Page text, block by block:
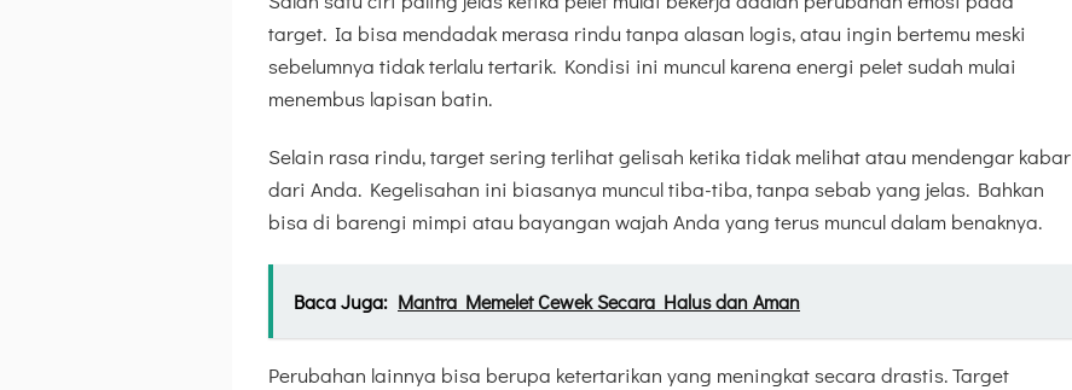
target. Ia bisa mendadak merasa rindu tanpa alasan logis, atau ingin bertemu meski
sebelumnya tidak terlalu tertarik. Kondisi ini muncul karena energi pelet sudah mulai
menembus lapisan batin.
Selain rasa rindu, target sering terlihat gelisah ketika tidak melihat atau mendengar kabar
dari Anda. Kegelisahan ini biasanya muncul tiba-tiba, tanpa sebab yang jelas. Bahkan
bisa di barengi mimpi atau bayangan wajah Anda yang terus muncul dalam benaknya.
Baca Juga: Mantra Memelet Cewek Secara Halus dan Aman
Perubahan lainnya bisa berupa ketertarikan yang meningkat secara drastis. Target